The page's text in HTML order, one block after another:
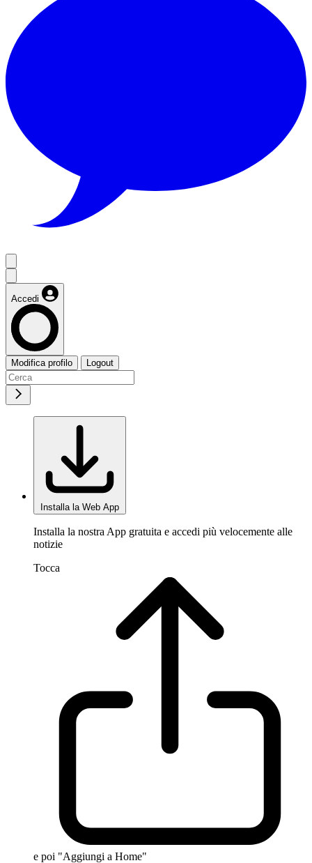
Accedi
Modifica profilo Logout
Installa la Web App
Installa la nostra App gratuita e accedi più velocemente alle
notizie
Tocca
e poi "Aggiungi a Home"